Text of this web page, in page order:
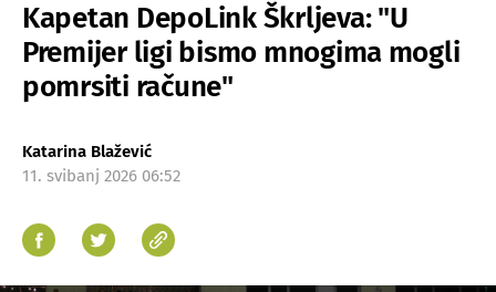
Kapetan DepoLink Škrljeva: "U
Premijer ligi bismo mnogima mogli
pomrsiti račune"
Katarina Blažević
11. svibanj 2026 06:52